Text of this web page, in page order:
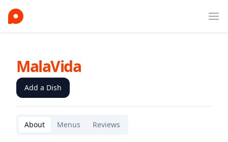
MalaVida
Add a Dish
About Menus Reviews